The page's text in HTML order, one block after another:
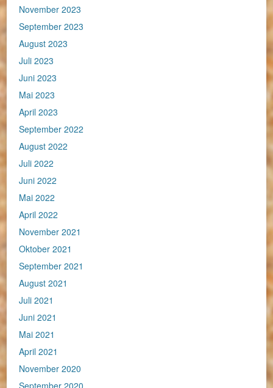
November 2023
September 2023
August 2023
Juli 2023
Juni 2023
Mai 2023
April 2023
September 2022
August 2022
Juli 2022
Juni 2022
Mai 2022
April 2022
November 2021
Oktober 2021
September 2021
August 2021
Juli 2021
Juni 2021
Mai 2021
April 2021
November 2020
September 2020